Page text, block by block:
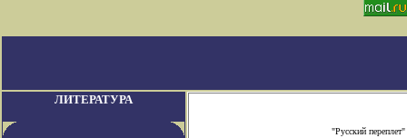
ЛИТЕРАТУРА
"Русский